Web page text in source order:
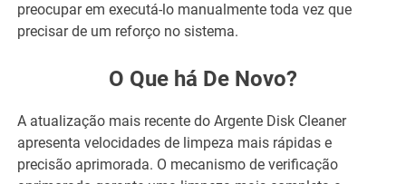
preocupar em executá-lo manualmente toda vez que
precisar de um reforço no sistema.
O Que há De Novo?
A atualização mais recente do Argente Disk Cleaner
apresenta velocidades de limpeza mais rápidas e
precisão aprimorada. O mecanismo de verificação